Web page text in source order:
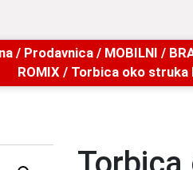
/ Prodavnica/ MOBILNI /
ROMIX / Torbica oko struka